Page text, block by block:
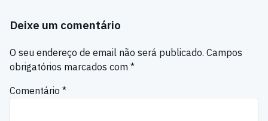
Deixe um comentário
O seu endereço de email não será publicado. Campos
obrigatórios marcados com *
Comentário *